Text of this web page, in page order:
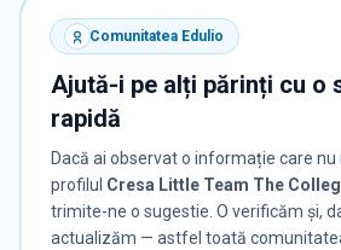
Comunitatea Edulio
Ajută-i pe alți părinți cu o
rapidă
Dacă ai observat o informație care
profilul Cresa Little Team The
trimite-ne o sugestie. O verificăm și,
actualizăm — astfel toată